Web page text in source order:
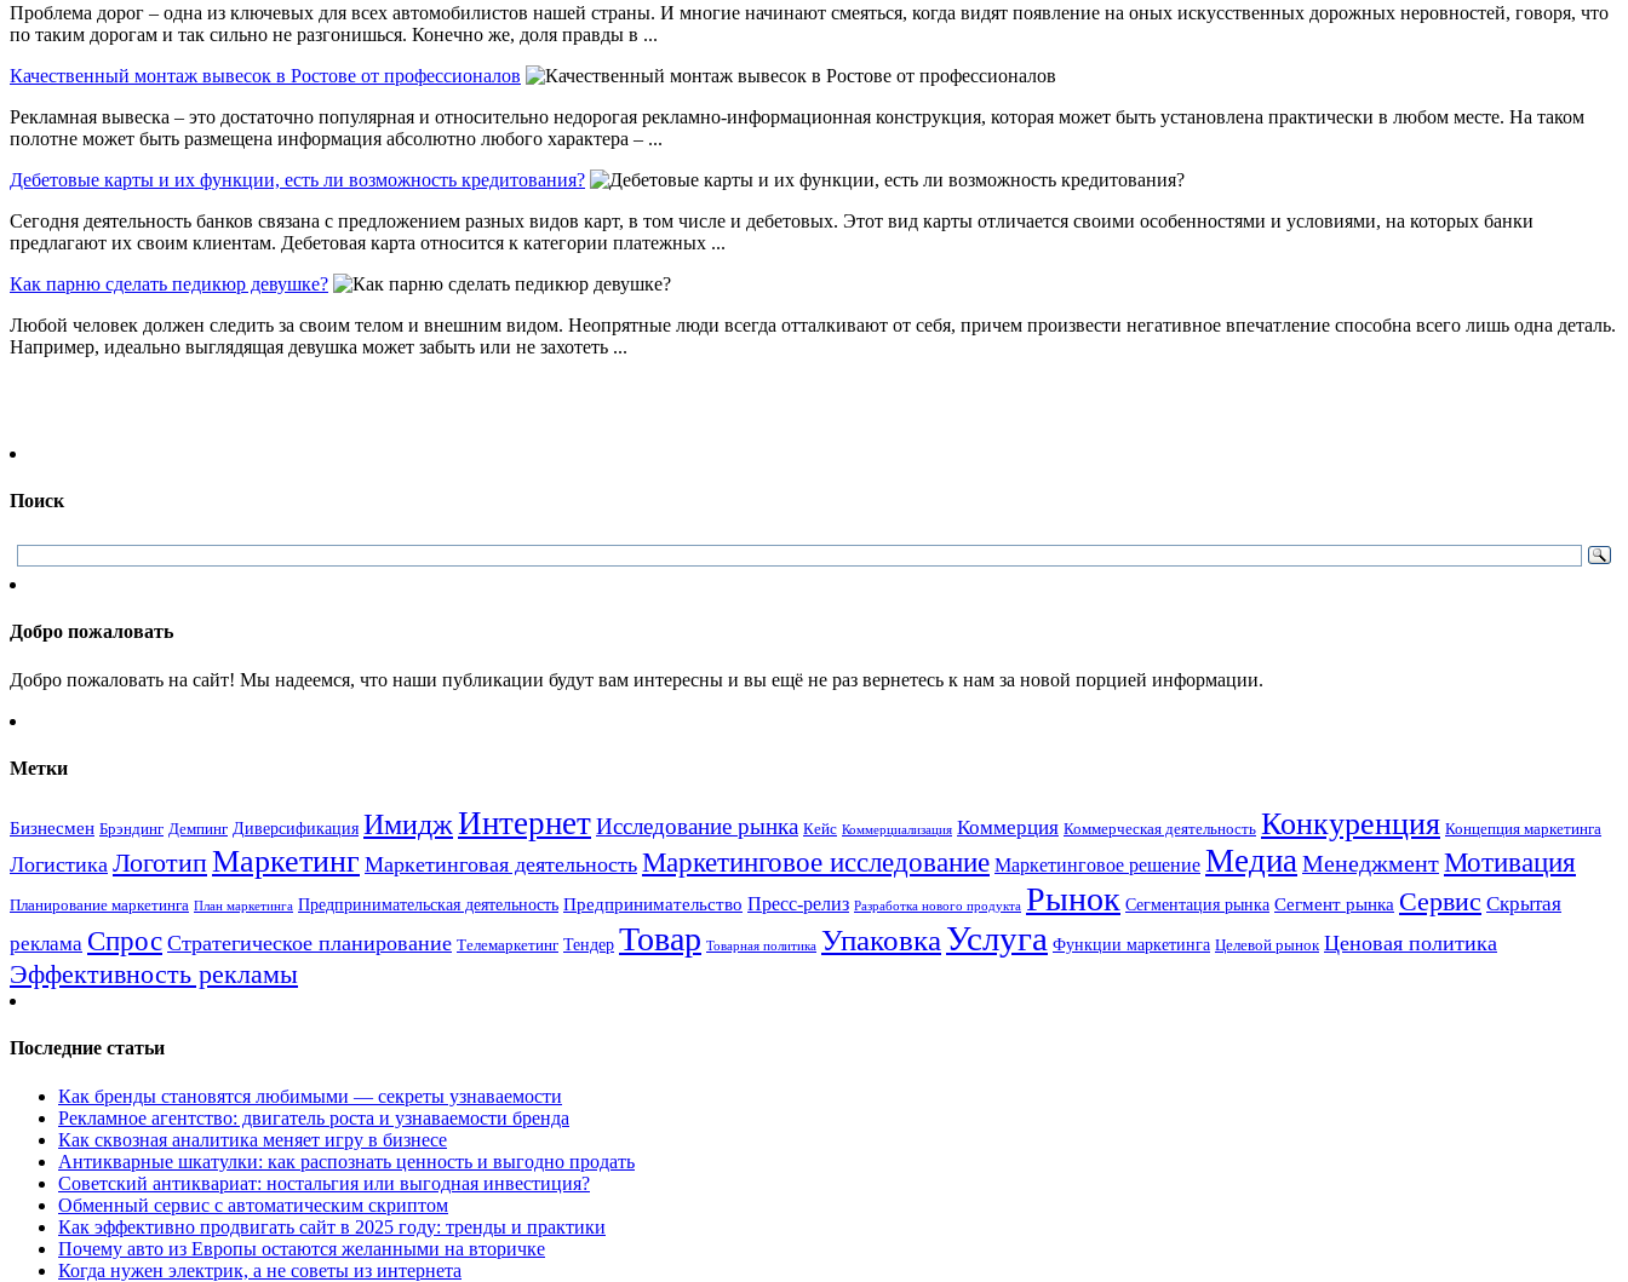
Проблема дорог – одна из ключевых для всех автомобилистов нашей страны. И многие начинают смеяться, когда видят появление на оных искусственных дорожных неровностей, говоря, что
по таким дорогам и так сильно не разгонишься. Конечно же, доля правды в ...
Качественный монтаж вывесок в Ростове от профессионалов
Рекламная вывеска – это достаточно популярная и относительно недорогая рекламно-информационная конструкция, которая может быть установлена практически в любом месте. На таком
полотне может быть размещена информация абсолютно любого характера – ...
Дебетовые карты и их функции, есть ли возможность кредитования?
Сегодня деятельность банков связана с предложением разных видов карт, в том числе и дебетовых. Этот вид карты отличается своими особенностями и условиями, на которых банки
предлагают их своим клиентам. Дебетовая карта относится к категории платежных ...
Как парню сделать педикюр девушке?
Любой человек должен следить за своим телом и внешним видом. Неопрятные люди всегда отталкивают от себя, причем произвести негативное впечатление способна всего лишь одна деталь.
Например, идеально выглядящая девушка может забыть или не захотеть ...
Поиск
Добро пожаловать
Добро пожаловать на сайт! Мы надеемся, что наши публикации будут вам интересны и вы ещё не раз вернетесь к нам за новой порцией информации.
Метки
Бизнесмен Брэндинг Демпинг Диверсификация ИмиджИнтернетИсследование рынка Кейс Коммерциализация Коммерция Коммерческая деятельность Конкуренция Концепция маркетинга
Логистика ЛоготипМаркетинг Маркетинговая деятельность Маркетинговое исследование Маркетинговое решение МедиаМенеджментМотивация
Планирование маркетинга План маркетинга Предпринимательская деятельность Предпринимательство Пресс-релиз Разработка нового продукта Рынок Сегментация рынка Сегмент рынка Сервис Скрытая
реклама Спрос Стратегическое планирование Телемаркетинг Тендер Товар Товарная политика Упаковка Услуга Функции маркетинга Целевой рынок Ценовая политика
Эффективность рекламы
Последние статьи
Как бренды становятся любимыми — секреты узнаваемости
Рекламное агентство: двигатель роста и узнаваемости бренда
Как сквозная аналитика меняет игру в бизнесе
Антикварные шкатулки: как распознать ценность и выгодно продать
Советский антиквариат: ностальгия или выгодная инвестиция?
Обменный сервис с автоматическим скриптом
Как эффективно продвигать сайт в 2025 году: тренды и практики
Почему авто из Европы остаются желанными на вторичке
Когда нужен электрик, а не советы из интернета